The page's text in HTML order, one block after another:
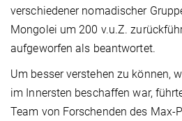
verschiedener nomadischer
Mongolei um 200 v.u.Z.
aufgeworfen als beantwortet.
Um besser verstehen zu können,
im Innersten beschaffen war,
Team von Forschenden des